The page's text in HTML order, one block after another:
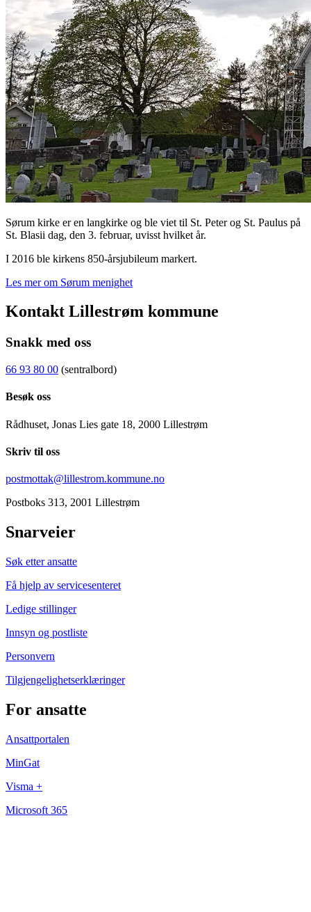
Sørum kirke er en langkirke og ble viet til St. Peter og St. Paulus på
St. Blasii dag, den 3. februar, uvisst hvilket år.
I 2016 ble kirkens 850-årsjubileum markert.
Les mer om Sørum menighet
Kontakt Lillestrøm kommune
Snakk med oss
66 93 80 00 (sentralbord)
Besøk oss
Rådhuset, Jonas Lies gate 18, 2000 Lillestrøm
Skriv til oss
postmottak@lillestrom.kommune.no
Postboks 313, 2001 Lillestrøm
Snarveier
Søk etter ansatte
Få hjelp av servicesenteret
Ledige stillinger
Innsyn og postliste
Personvern
Tilgjengelighetserklæringer
For ansatte
Ansattportalen
MinGat
Visma +
Microsoft 365